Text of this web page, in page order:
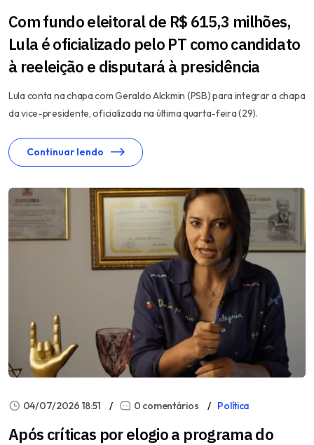
Com fundo eleitoral de R$ 615,3 milhões,
Lula é oficializado pelo PT como candidato
à reeleição e disputará à presidência
Lula conta na chapa com Geraldo Alckmin (PSB) para integrar a chapa
da vice-presidente, oficializada na última quarta-feira (29).
Continuar lendo
04/07/2026 18:51 0 comentários Política
Após críticas por elogio a programa do